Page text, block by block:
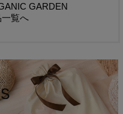
GARDEN
覧へ